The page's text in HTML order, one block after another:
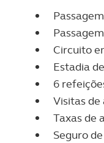
Circuito
Estadia
6
Visitas de
Taxas de
Seguro